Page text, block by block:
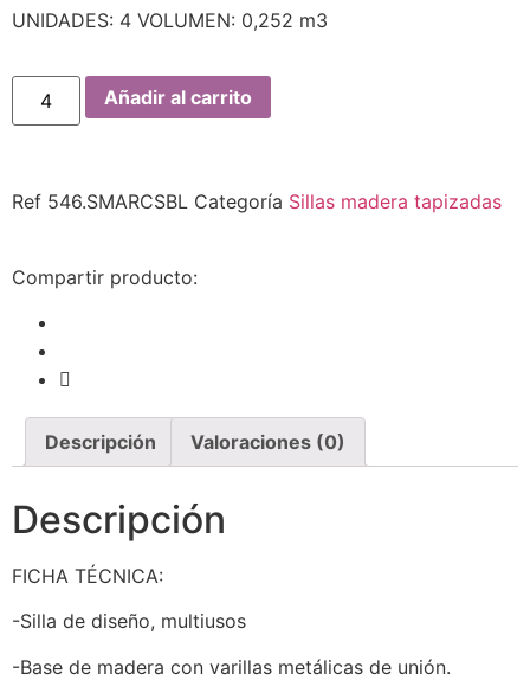
UNIDADES: 4 VOLUMEN: 0,252 m3
Añadir al carrito
Ref 546.SMARCSBL Categoría Sillas madera tapizadas
Compartir producto:
Descripción Valoraciones (0)
Descripción
FICHA TÉCNICA:
-Silla de diseño, multiusos
-Base de madera con varillas metálicas de unión.